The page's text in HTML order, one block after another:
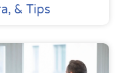
& Tips